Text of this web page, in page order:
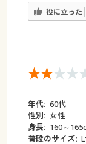
役に立った
年代: 60代
性別: 女性
身長: 160～
普段のサイズ: